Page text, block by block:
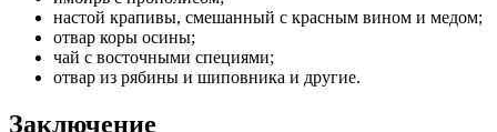
настой крапивы, смешанный с красным вином и медом;
отвар коры осины;
чай с восточными специями;
отвар из рябины и шиповника и другие.
Заключение